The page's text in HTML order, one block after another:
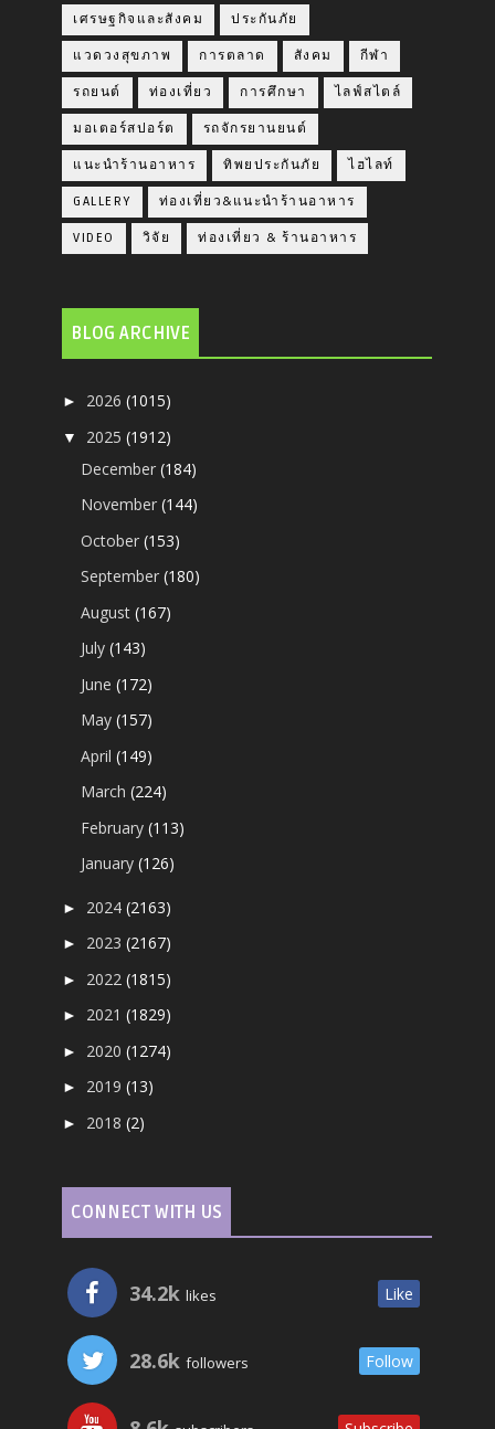
เศรษฐกิจและสังคม ประกันภัย
แวดวงสุขภาพ การตลาด สังคม กีฬา
รถยนต์ ท่องเที่ยว การศึกษา ไลฟ์สไตล์
มอเตอร์สปอร์ต รถจักรยานยนต์
แนะนำร้านอาหาร ทิพยประกันภัย ไฮไลท์
GALLERY ท่องเที่ยว&แนะนำร้านอาหาร
VIDEO วิจัย ท่องเที่ยว & ร้านอาหาร
BLOG ARCHIVE
► 2026(1015)
▼ 2025(1912)
December(184)
November(144)
October(153)
September(180)
August(167)
July(143)
June(172)
May(157)
April(149)
March(224)
February(113)
January(126)
► 2024(2163)
► 2023(2167)
► 2022(1815)
► 2021(1829)
► 2020(1274)
► 2019(13)
► 2018(2)
CONNECT WITH US
34.2k likes Like
28.6k followers Follow